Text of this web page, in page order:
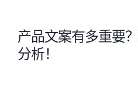
产品文案有多重要
分析！